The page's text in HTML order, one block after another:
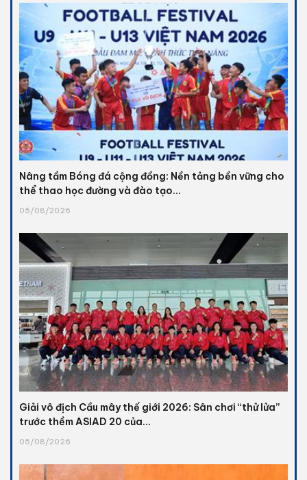
Nâng tầm Bóng đá cộng đồng: Nền tảng bền vững cho
thể thao học đường và đào tạo...
05/08/2026
Giải vô địch Cầu mây thế giới 2026: Sân chơi “thử lửa”
trước thềm ASIAD 20 của...
05/08/2026